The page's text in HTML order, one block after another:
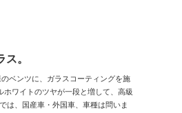
。
ベンツに、ガラスコーティングを施
ホワイトのツヤが一段と増して、高級
は、国産車・外国車、車種は問いま